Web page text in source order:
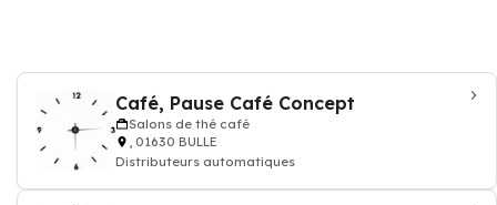
Café, Pause Café Concept
Salons de thé café
, 01630 BULLE
Distributeurs automatiques